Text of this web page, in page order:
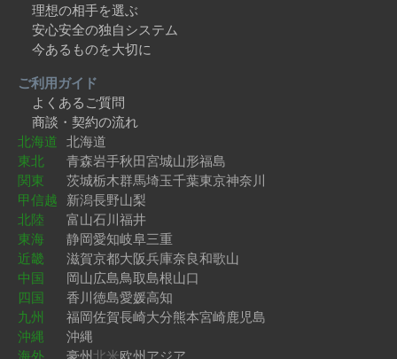
理想の相手を選ぶ
安心安全の独自システム
今あるものを大切に
ご利用ガイド
よくあるご質問
商談・契約の流れ
北海道 北海道
東北
青森岩手秋田宮城山形福島
関東
茨城栃木群馬埼玉千葉東京神奈川
甲信越 新潟長野山梨
北陸
富山石川福井
東海
静岡愛知岐阜三重
近畿
滋賀京都大阪兵庫奈良和歌山
中国
岡山広島鳥取島根山口
四国
香川徳島愛媛高知
九州
福岡佐賀長崎大分熊本宮崎鹿児島
沖縄
沖縄
海外
豪州北米欧州アジア